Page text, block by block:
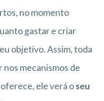
no momento
gastar e criar
objetivo. Assim, toda
mecanismos de
ele verá oseu